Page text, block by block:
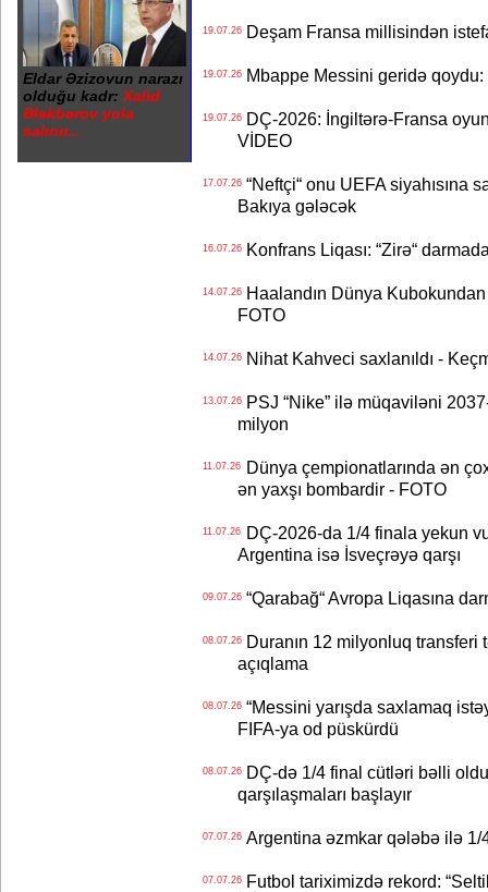
Eldar Əzizovun narazı
olduğu kadr: Xalid
Ələkbərov yola
salınır...
19.07.26Deşam Fransa millisindən
19.07.26Mbappe Messini geridə qoydu:
19.07.26DÇ-2026: İngiltərə-Fransa
VİDEO
17.07.26“Neftçi“ onu UEFA siyahısına
Bakıya gələcək
16.07.26Konfrans Liqası: “Zirə“
14.07.26Haalandın Dünya Kubokundan
FOTO
14.07.26Nihat Kahveci saxlanıldı -
13.07.26PSJ “Nike” ilə müqaviləni
milyon
11.07.26Dünya çempionatlarında ən
ən yaxşı bombardir - FOTO
11.07.26DÇ-2026-da 1/4 finala yekun
Argentina isə İsveçrəyə qarşı
09.07.26“Qarabağ“ Avropa Liqasına
08.07.26Duranın 12 milyonluq transferi
açıqlama
08.07.26“Messini yarışda saxlamaq
FIFA-ya od püskürdü
08.07.26DÇ-də 1/4 final cütləri bəlli
qarşılaşmaları başlayır
07.07.26Argentina əzmkar qələbə ilə 1/
07.07.26Futbol tariximizdə rekord: